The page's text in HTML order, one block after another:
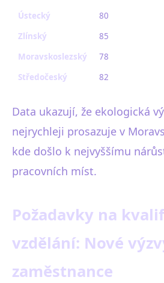
Ústecký
80
Zlínský
85
Moravskoslezský
78
Středočeský
82
Data ukazují, že ekologická
nejrychleji prosazuje v
kde došlo k nejvyššímu
pracovních míst.
Požadavky na
vzdělání: Nové
zaměstnance